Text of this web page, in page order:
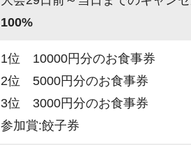
100%
1位 10000円分のお食事券
2位 5000円分のお食事券
3位 3000円分のお食事券
参加賞:餃子券